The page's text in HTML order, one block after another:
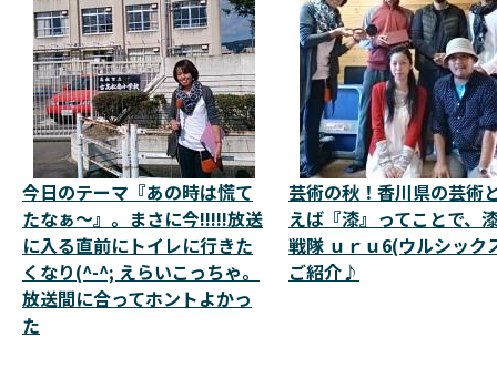
今日のテーマ『あの時は慌て
たなぁ～』。まさに今!!!!!放送
に入る直前にトイレに行きた
くなり(^-^; えらいこっちゃ。
放送間に合ってホントよかっ
た
芸術の秋！香川県の芸術
えば『漆』ってことで、
戦隊 ｕｒｕ6(ウルシック
ご紹介♪